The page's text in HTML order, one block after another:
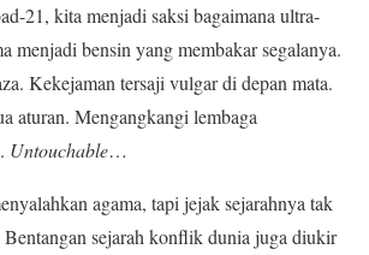
21, kita menjadi saksi bagaimana ultra-
menjadi bensin yang membakar segalanya.
Kekejaman tersaji vulgar di depan mata.
aturan. Mengangkangi lembaga
Untouchable…
agama, tapi jejak sejarahnya tak
sejarah konflik dunia juga diukir